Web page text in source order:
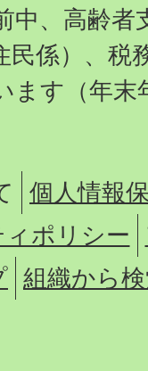
中、高齢者
民係）、税
ます（年末
個人情報
ポリシー
組織から